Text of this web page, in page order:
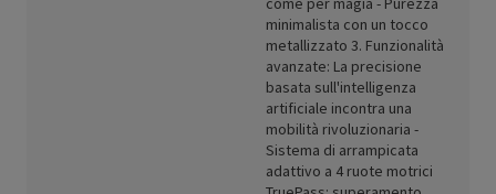
minimalista con un tocco
metallizzato 3. Funzionalità
avanzate: La precisione
basata sull'intelligenza
artificiale incontra una
mobilità rivoluzionaria -
Sistema di arrampicata
adattivo a 4 ruote motrici